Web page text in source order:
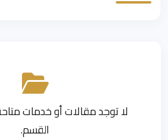
لا توجد مقالات أو خدمات
القسم.